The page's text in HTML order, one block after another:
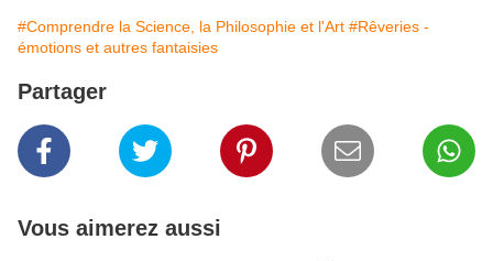
#Comprendre la Science, la Philosophie et l'Art #Rêveries -
émotions et autres fantaisies
Partager
Vous aimerez aussi